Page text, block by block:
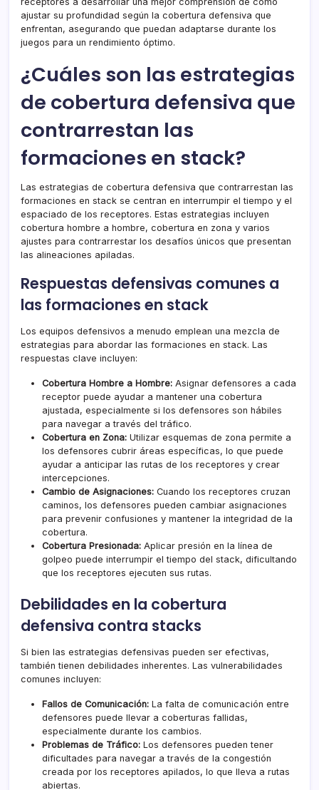
ajustar su profundidad según la cobertura defensiva que
enfrentan, asegurando que puedan adaptarse durante los
juegos para un rendimiento óptimo.
¿Cuáles son las estrategias
de cobertura defensiva que
contrarrestan las
formaciones en stack?
Las estrategias de cobertura defensiva que contrarrestan las
formaciones en stack se centran en interrumpir el tiempo y el
espaciado de los receptores. Estas estrategias incluyen
cobertura hombre a hombre, cobertura en zona y varios
ajustes para contrarrestar los desafíos únicos que presentan
las alineaciones apiladas.
Respuestas defensivas comunes a
las formaciones en stack
Los equipos defensivos a menudo emplean una mezcla de
estrategias para abordar las formaciones en stack. Las
respuestas clave incluyen:
Cobertura Hombre a Hombre: Asignar defensores a cada
receptor puede ayudar a mantener una cobertura
ajustada, especialmente si los defensores son hábiles
para navegar a través del tráfico.
Cobertura en Zona: Utilizar esquemas de zona permite a
los defensores cubrir áreas específicas, lo que puede
ayudar a anticipar las rutas de los receptores y crear
intercepciones.
Cambio de Asignaciones: Cuando los receptores cruzan
caminos, los defensores pueden cambiar asignaciones
para prevenir confusiones y mantener la integridad de la
cobertura.
Cobertura Presionada: Aplicar presión en la línea de
golpeo puede interrumpir el tiempo del stack, dificultando
que los receptores ejecuten sus rutas.
Debilidades en la cobertura
defensiva contra stacks
Si bien las estrategias defensivas pueden ser efectivas,
también tienen debilidades inherentes. Las vulnerabilidades
comunes incluyen:
Fallos de Comunicación: La falta de comunicación entre
defensores puede llevar a coberturas fallidas,
especialmente durante los cambios.
Problemas de Tráfico: Los defensores pueden tener
dificultades para navegar a través de la congestión
creada por los receptores apilados, lo que lleva a rutas
abiertas.